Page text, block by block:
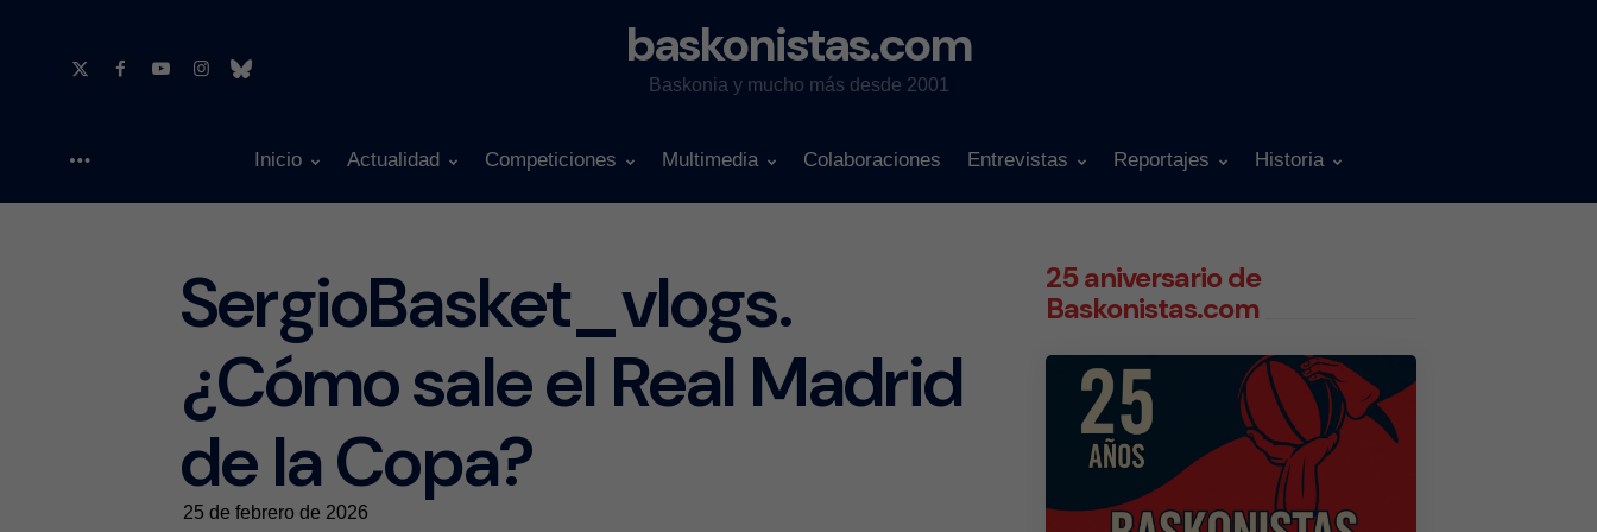
baskonistas.com
Baskonia y mucho más desde 2001
Inicio Actualidad Competiciones Multimedia Colaboraciones Entrevistas Reportajes Historia
SergioBasket_vlogs.
¿Cómo sale el Real Madrid
de la Copa?
25 de febrero de 2026
25 aniversario de
Baskonistas.com